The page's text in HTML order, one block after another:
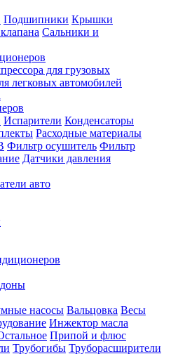
Подшипники Крышки
Сальники и
для грузовых
легковых автомобилей
Испарители Конденсаторы
Расходные материалы
Фильтр осушитель Фильтр
Датчики давления
авто
насосы Вальцовка Весы
Инжектор масла
Припой и флюс
Трубогибы Труборасширители